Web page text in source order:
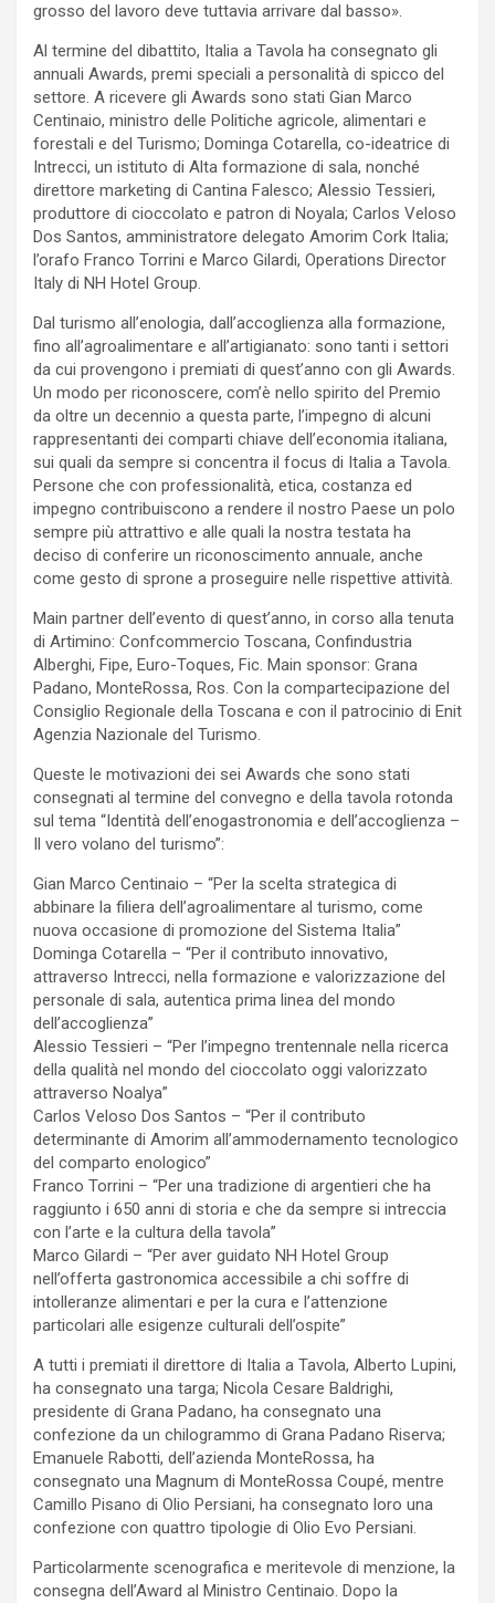
grosso del lavoro deve tuttavia arrivare dal basso».
Al termine del dibattito, Italia a Tavola ha consegnato gli
annuali Awards, premi speciali a personalità di spicco del
settore. A ricevere gli Awards sono stati Gian Marco
Centinaio, ministro delle Politiche agricole, alimentari e
forestali e del Turismo; Dominga Cotarella, co-ideatrice di
Intrecci, un istituto di Alta formazione di sala, nonché
direttore marketing di Cantina Falesco; Alessio Tessieri,
produttore di cioccolato e patron di Noyala; Carlos Veloso
Dos Santos, amministratore delegato Amorim Cork Italia;
l’orafo Franco Torrini e Marco Gilardi, Operations Director
Italy di NH Hotel Group.
Dal turismo all’enologia, dall’accoglienza alla formazione,
fino all’agroalimentare e all’artigianato: sono tanti i settori
da cui provengono i premiati di quest’anno con gli Awards.
Un modo per riconoscere, com’è nello spirito del Premio
da oltre un decennio a questa parte, l’impegno di alcuni
rappresentanti dei comparti chiave dell’economia italiana,
sui quali da sempre si concentra il focus di Italia a Tavola.
Persone che con professionalità, etica, costanza ed
impegno contribuiscono a rendere il nostro Paese un polo
sempre più attrattivo e alle quali la nostra testata ha
deciso di conferire un riconoscimento annuale, anche
come gesto di sprone a proseguire nelle rispettive attività.
Main partner dell’evento di quest’anno, in corso alla tenuta
di Artimino: Confcommercio Toscana, Confindustria
Alberghi, Fipe, Euro-Toques, Fic. Main sponsor: Grana
Padano, MonteRossa, Ros. Con la compartecipazione del
Consiglio Regionale della Toscana e con il patrocinio di Enit
Agenzia Nazionale del Turismo.
Queste le motivazioni dei sei Awards che sono stati
consegnati al termine del convegno e della tavola rotonda
sul tema “Identità dell’enogastronomia e dell’accoglienza –
Il vero volano del turismo”:
Gian Marco Centinaio – “Per la scelta strategica di
abbinare la filiera dell’agroalimentare al turismo, come
nuova occasione di promozione del Sistema Italia”
Dominga Cotarella – “Per il contributo innovativo,
attraverso Intrecci, nella formazione e valorizzazione del
personale di sala, autentica prima linea del mondo
dell’accoglienza”
Alessio Tessieri – “Per l’impegno trentennale nella ricerca
della qualità nel mondo del cioccolato oggi valorizzato
attraverso Noalya”
Carlos Veloso Dos Santos – “Per il contributo
determinante di Amorim all’ammodernamento tecnologico
del comparto enologico”
Franco Torrini – “Per una tradizione di argentieri che ha
raggiunto i 650 anni di storia e che da sempre si intreccia
con l’arte e la cultura della tavola”
Marco Gilardi – “Per aver guidato NH Hotel Group
nell’offerta gastronomica accessibile a chi soffre di
intolleranze alimentari e per la cura e l’attenzione
particolari alle esigenze culturali dell’ospite”
A tutti i premiati il direttore di Italia a Tavola, Alberto Lupini,
ha consegnato una targa; Nicola Cesare Baldrighi,
presidente di Grana Padano, ha consegnato una
confezione da un chilogrammo di Grana Padano Riserva;
Emanuele Rabotti, dell’azienda MonteRossa, ha
consegnato una Magnum di MonteRossa Coupé, mentre
Camillo Pisano di Olio Persiani, ha consegnato loro una
confezione con quattro tipologie di Olio Evo Persiani.
Particolarmente scenografica e meritevole di menzione, la
consegna dell’Award al Ministro Centinaio. Dopo la